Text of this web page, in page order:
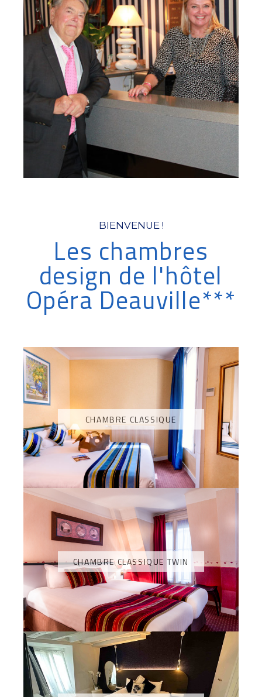
BIENVENUE !
Les chambres
design de l'hôtel
Opéra Deauville***
CHAMBRE CLASSIQUE
CHAMBRE CLASSIQUE TWIN